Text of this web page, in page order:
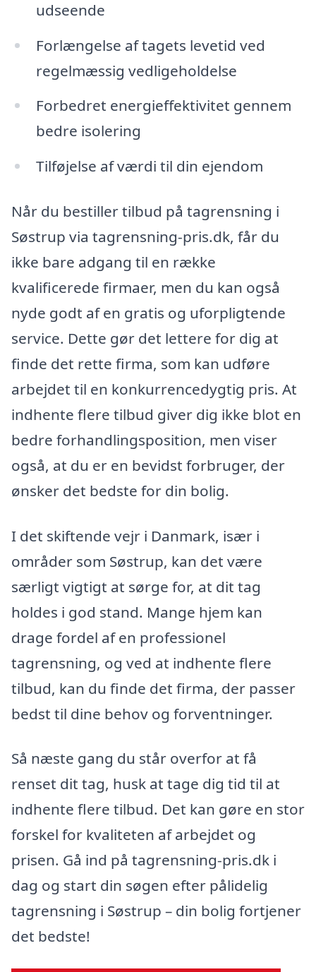
udseende
Forlængelse af tagets levetid ved
regelmæssig vedligeholdelse
Forbedret energieffektivitet gennem
bedre isolering
Tilføjelse af værdi til din ejendom
Når du bestiller tilbud på tagrensning i
Søstrup via tagrensning-pris.dk, får du
ikke bare adgang til en række
kvalificerede firmaer, men du kan også
nyde godt af en gratis og uforpligtende
service. Dette gør det lettere for dig at
finde det rette firma, som kan udføre
arbejdet til en konkurrencedygtig pris. At
indhente flere tilbud giver dig ikke blot en
bedre forhandlingsposition, men viser
også, at du er en bevidst forbruger, der
ønsker det bedste for din bolig.
I det skiftende vejr i Danmark, især i
områder som Søstrup, kan det være
særligt vigtigt at sørge for, at dit tag
holdes i god stand. Mange hjem kan
drage fordel af en professionel
tagrensning, og ved at indhente flere
tilbud, kan du finde det firma, der passer
bedst til dine behov og forventninger.
Så næste gang du står overfor at få
renset dit tag, husk at tage dig tid til at
indhente flere tilbud. Det kan gøre en stor
forskel for kvaliteten af arbejdet og
prisen. Gå ind på tagrensning-pris.dk i
dag og start din søgen efter pålidelig
tagrensning i Søstrup – din bolig fortjener
det bedste!